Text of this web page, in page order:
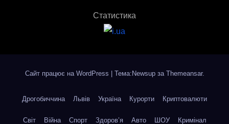
Статистика
Сайт працює на WordPress | Тема:Newsup за Themeansar.
Дрогобиччина Львів Україна Курорти Криптовалюти
Світ Війна Спорт Здоров’я Авто ШОУ Кримінал